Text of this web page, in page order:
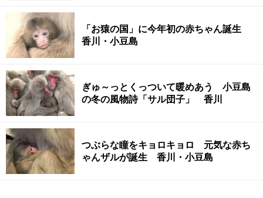
「お猿の国」に今年初の赤ちゃん誕生
香川・小豆島
ぎゅ～っとくっついて暖めあう 小豆島
の冬の風物詩「サル団子」 香川
つぶらな瞳をキョロキョロ 元気な赤ち
ゃんザルが誕生 香川・小豆島